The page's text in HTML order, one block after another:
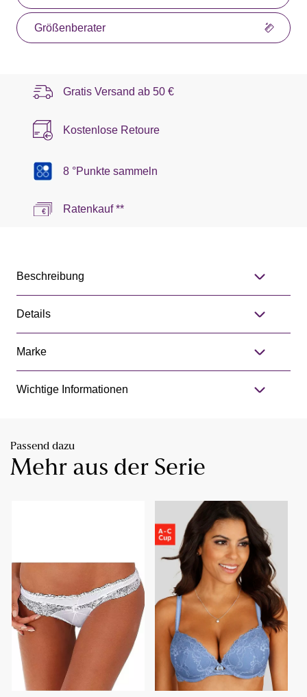
Größenberater
Gratis Versand ab 50 €
Kostenlose Retoure
8 °Punkte sammeln
Ratenkauf **
Beschreibung
Details
Marke
Wichtige Informationen
Passend dazu
Mehr aus der Serie